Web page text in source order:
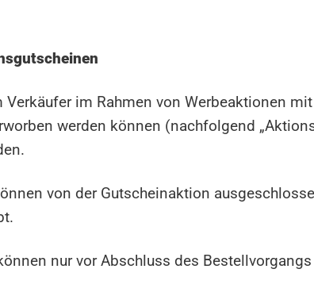
Verkäufer im Rahmen von Werbeaktionen
werden können (nachfolgend
von der Gutscheinaktion
nur vor Abschluss des